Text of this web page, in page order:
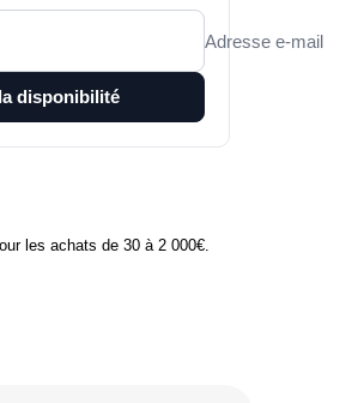
Adresse e-mail
disponibilité
les achats de 30 à 2 000€.